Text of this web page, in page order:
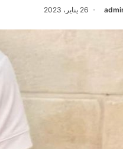
26 يناير، 2023